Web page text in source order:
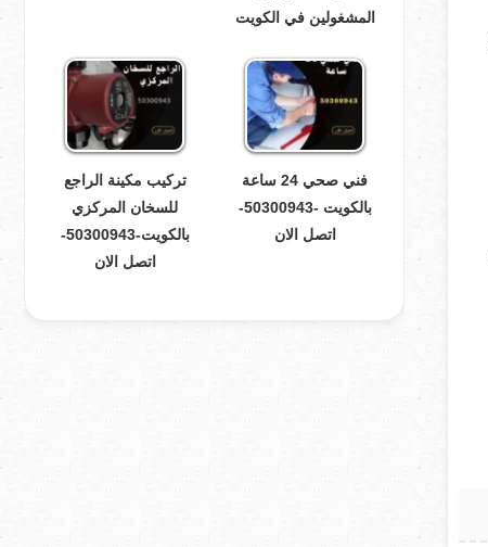
المشغولين في الكويت
فني صحي 24 ساعة
بالكويت -50300943-
اتصل الان
تركيب مكينة الراجع
للسخان المركزي
بالكويت-50300943-
اتصل الان